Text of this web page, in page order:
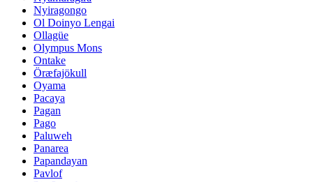
Nyiragongo
Ol Doinyo Lengai
Ollagüe
Olympus Mons
Ontake
Öræfajökull
Oyama
Pacaya
Pagan
Pago
Paluweh
Panarea
Papandayan
Pavlof